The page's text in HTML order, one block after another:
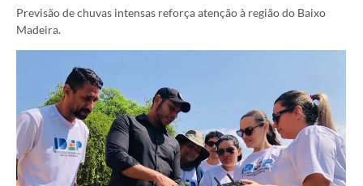
Previsão de chuvas intensas reforça atenção à região do Baixo
Madeira.